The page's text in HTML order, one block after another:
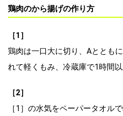
鶏肉のから揚げの作り方
［1］
鶏肉は一口大に切り、Aととも
れて軽くもみ、冷蔵庫で1時間
［2］
［1］の水気をペーパータオル